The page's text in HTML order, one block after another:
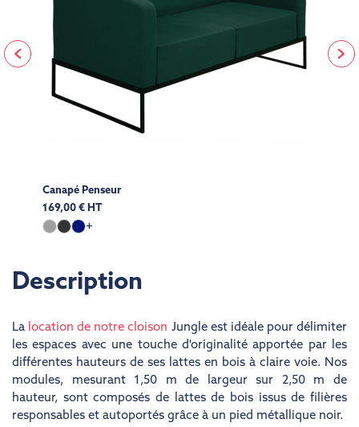
Canapé Penseur
169,00 € HT
+
Description
La location de notre cloison Jungle est idéale pour délimiter
les espaces avec une touche d'originalité apportée par les
différentes hauteurs de ses lattes en bois à claire voie. Nos
modules, mesurant 1,50 m de largeur sur 2,50 m de
hauteur, sont composés de lattes de bois issus de filières
responsables et autoportés grâce à un pied métallique noir.